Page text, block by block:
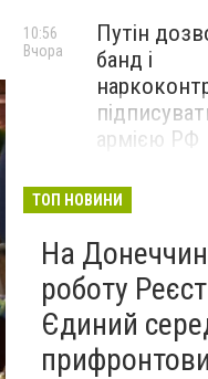
Путін
банд і
армією РФ
10:56
Вчора
Від тих, хто
залишили
09:43
Вчора
ТОП НОВИНИ
На
роботу
Єдиний